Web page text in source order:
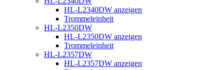
HL-L2340DW anzeigen
Trommeleinheit
HL-L2350DW
HL-L2350DW anzeigen
Trommeleinheit
HL-L2357DW
HL-L2357DW anzeigen